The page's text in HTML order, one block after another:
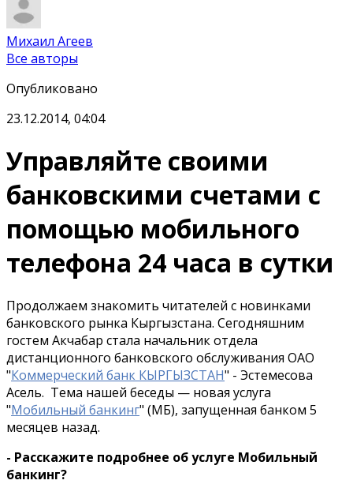
Михаил Агеев
Все авторы
Опубликовано
23.12.2014, 04:04
Управляйте своими
банковскими счетами с
помощью мобильного
телефона 24 часа в сутки
Продолжаем знакомить читателей с новинками
банковского рынка Кыргызстана. Сегодняшним
гостем Акчабар стала начальник отдела
дистанционного банковского обслуживания ОАО
"Коммерческий банк КЫРГЫЗСТАН" - Эстемесова
Асель. Тема нашей беседы — новая услуга
"Мобильный банкинг" (МБ), запущенная банком 5
месяцев назад.
- Расскажите подробнее об услуге Мобильный
банкинг?